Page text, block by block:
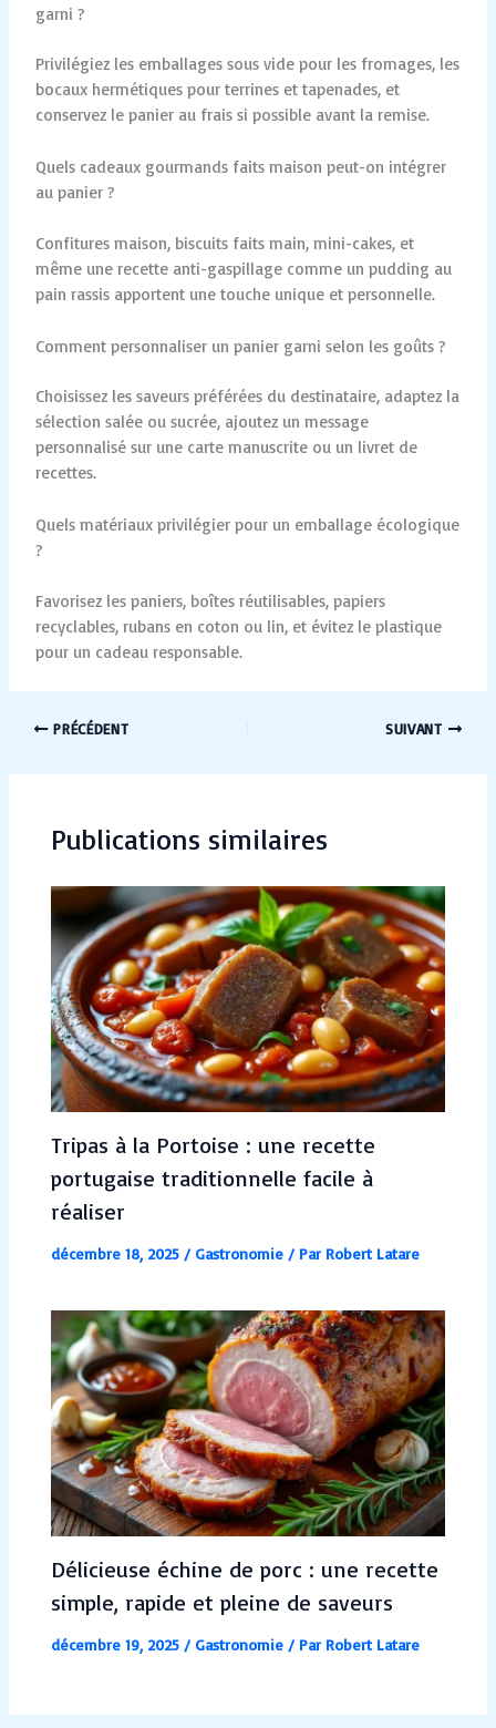
garni ?
Privilégiez les emballages sous vide pour les fromages, les
bocaux hermétiques pour terrines et tapenades, et
conservez le panier au frais si possible avant la remise.
Quels cadeaux gourmands faits maison peut-on intégrer
au panier ?
Confitures maison, biscuits faits main, mini-cakes, et
même une recette anti-gaspillage comme un pudding au
pain rassis apportent une touche unique et personnelle.
Comment personnaliser un panier garni selon les goûts ?
Choisissez les saveurs préférées du destinataire, adaptez la
sélection salée ou sucrée, ajoutez un message
personnalisé sur une carte manuscrite ou un livret de
recettes.
Quels matériaux privilégier pour un emballage écologique
?
Favorisez les paniers, boîtes réutilisables, papiers
recyclables, rubans en coton ou lin, et évitez le plastique
pour un cadeau responsable.
PRÉCÉDENT SUIVANT
Publications similaires
Tripas à la Portoise : une recette
portugaise traditionnelle facile à
réaliser
décembre 18, 2025 / Gastronomie/ Par Robert Latare
Délicieuse échine de porc : une recette
simple, rapide et pleine de saveurs
décembre 19, 2025 / Gastronomie/ Par Robert Latare